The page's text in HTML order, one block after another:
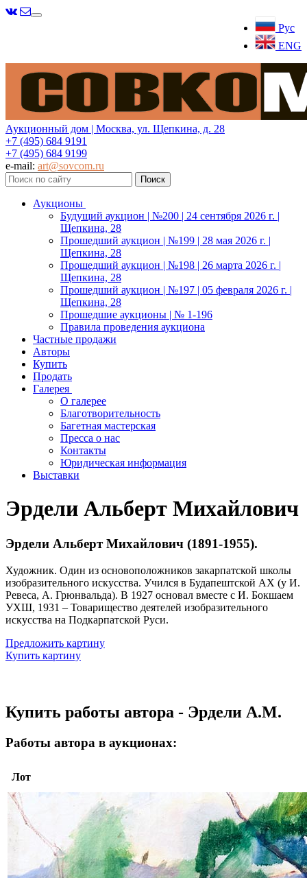
Рус
ENG
Меню
Аукционный дом | Москва, ул. Щепкина, д. 28
+7 (495) 684 9191
+7 (495) 684 9199
e-mail: art@sovcom.ru
Аукционы
Будущий аукцион | №200 | 24 сентября 2026 г. |
Щепкина, 28
Прошедший аукцион | №199 | 28 мая 2026 г. |
Щепкина, 28
Прошедший аукцион | №198 | 26 марта 2026 г. |
Щепкина, 28
Прошедший аукцион | №197 | 05 февраля 2026 г. |
Щепкина, 28
Прошедшие аукционы | № 1-196
Правила проведения аукциона
Частные продажи
Авторы
Купить
Продать
Галерея
О галерее
Благотворительность
Багетная мастерская
Пресса о нас
Контакты
Юридическая информация
Выставки
Эрдели Альберт Михайлович
Эрдели Альберт Михайлович (1891-1955).
Художник. Один из основоположников закарпатской школы
изобразительного искусства. Учился в Будапештской АХ (у И.
Ревеса, А. Грюнвальда). В 1927 основал вместе с И. Бокшаем
УХШ, 1931 – Товарищество деятелей изобразительного
искусства на Подкарпатской Руси.
Предложить картину
Купить картину
Купить работы автора - Эрдели А.М.
Работы автора в аукционах:
Лот